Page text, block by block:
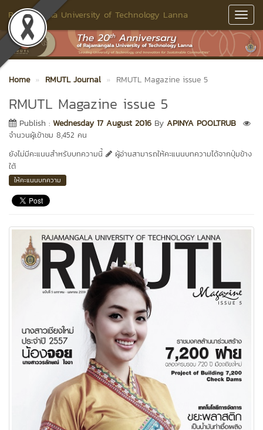
Rajamangala University of Technology Lanna
Home RMUTL Journal RMUTL Magazine issue 5
RMUTL Magazine issue 5
Publish : Wednesday 17 August 2016 By APINYA POOLTRUB
จำนวนผู้เข้าชม 8,452 คน
ยังไม่มีคะแนนสำหรับบทความนี้
ผู้อ่านสามารถให้คะแนนบทความได้จากปุ่มข้าง
ใต้
ให้คะแนนบทความ